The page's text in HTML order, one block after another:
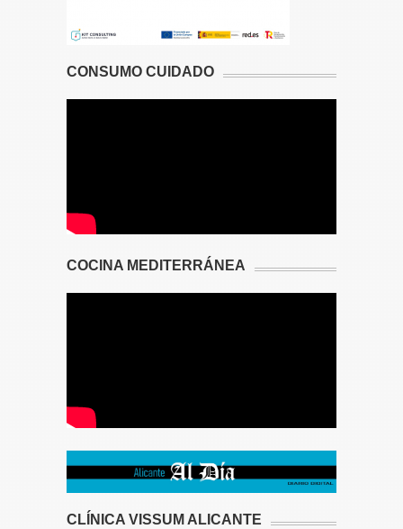
CONSUMO CUIDADO
COCINA MEDITERRÁNEA
CLÍNICA VISSUM ALICANTE